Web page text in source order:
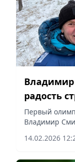
радость
Михаила
Первый
Владимир
14.02.2026